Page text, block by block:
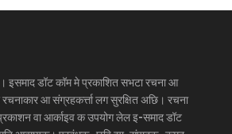
इसमाद डॉट कॉम मे प्रकाशित सभटा रचना आ
रचनाकार आ संग्रहकर्त्ता लग सुरक्षित अछि। रचना
वा आर्काइव क उपयोग लेल इ-समाद डॉट